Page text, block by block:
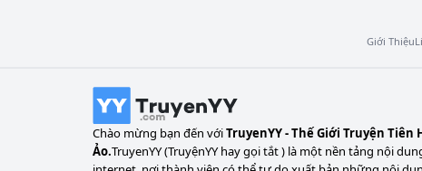
Giới Thiệu
Chào mừng bạn đến vớiTruyenYY - Thế Giới Truyện Tiên
Ảo.TruyenYY (TruyệnYY hay gọi tắt ) là một nền tảng nội